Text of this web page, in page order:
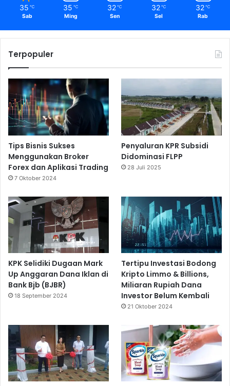
35 ℃
Sab
35 ℃
Ming
32 ℃
Sen
32 ℃
Sel
32 ℃
Rab
Terpopuler
Tips Bisnis Sukses
Menggunakan Broker
Forex dan Aplikasi Trading
7 Oktober 2024
Penyaluran KPR Subsidi
Didominasi FLPP
28 Juli 2025
KPK Selidiki Dugaan Mark
Up Anggaran Dana Iklan di
Bank Bjb (BJBR)
18 September 2024
Tertipu Investasi Bodong
Kripto Limmo & Billions,
Miliaran Rupiah Dana
Investor Belum Kembali
21 Oktober 2024